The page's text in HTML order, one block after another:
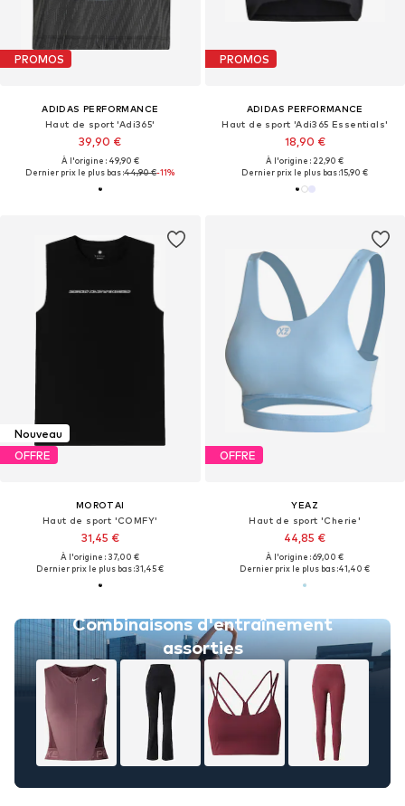
PROMOS
ADIDAS PERFORMANCE
Haut de sport 'Adi365'
39,90 €
À l'origine : 49,90 €
Dernier prix le plus bas :44,90 €-11%
PROMOS
ADIDAS PERFORMANCE
Haut de sport 'Adi365 Essentials'
18,90 €
À l'origine : 22,90 €
Dernier prix le plus bas :15,90 €
Nouveau
OFFRE
MOROTAI
Haut de sport 'COMFY'
31,45 €
À l'origine : 37,00 €
Dernier prix le plus bas :31,45 €
OFFRE
YEAZ
Haut de sport 'Cherie'
44,85 €
À l'origine : 69,00 €
Dernier prix le plus bas :41,40 €
Combinaisons d'entraînement
assorties